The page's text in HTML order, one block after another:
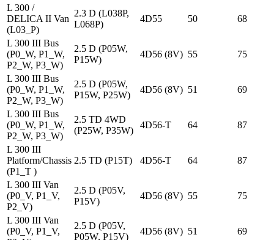
L 300 /
DELICA II Van
(L03_P)
2.3 D (L038P,
L068P)
4D55 50 68
L 300 III Bus
(P0_W, P1_W,
P2_W, P3_W)
2.5 D (P05W,
P15W)
4D56 (8V) 55 75
L 300 III Bus
(P0_W, P1_W,
P2_W, P3_W)
2.5 D (P05W,
P15W, P25W)
4D56 (8V) 51 69
L 300 III Bus
(P0_W, P1_W,
P2_W, P3_W)
2.5 TD 4WD
(P25W, P35W)
4D56-T 64 87
L 300 III
Platform/Chassis
(P1_T )
2.5 TD (P15T) 4D56-T 64 87
L 300 III Van
(P0_V, P1_V,
P2_V)
2.5 D (P05V,
P15V)
4D56 (8V) 55 75
L 300 III Van
(P0_V, P1_V,
2.5 D (P05V,
P05W, P15V)
4D56 (8V) 51 69